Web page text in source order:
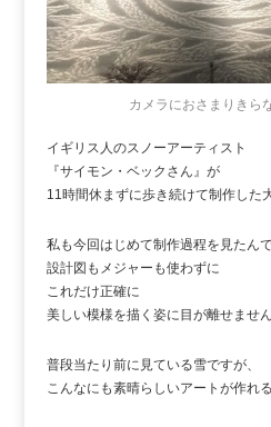
カメラにおさまりきら
イギリス人のスノーアーティスト
『サイモン・ベックさん』が
11時間休まずに歩き続けて制作した
私も今回はじめて制作過程を見たんで
設計図もメジャーも使わずに
これだけ正確に
美しい模様を描く姿に目が離せません
普段当たり前に見ている雪ですが、
こんなにも素晴らしいアートが作れ